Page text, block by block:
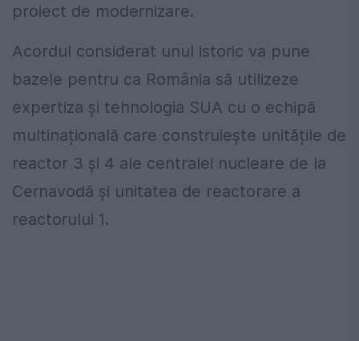
proiect de modernizare.
Acordul considerat unul istoric va pune
bazele pentru ca România să utilizeze
expertiza și tehnologia SUA cu o echipă
multinațională care construiește unitățile de
reactor 3 și 4 ale centralei nucleare de la
Cernavodă și unitatea de reactorare a
reactorului 1.